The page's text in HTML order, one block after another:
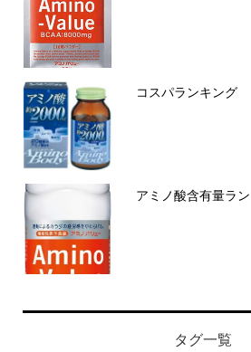
コスパランキング
アミノ酸含有量ラ
タグ一覧